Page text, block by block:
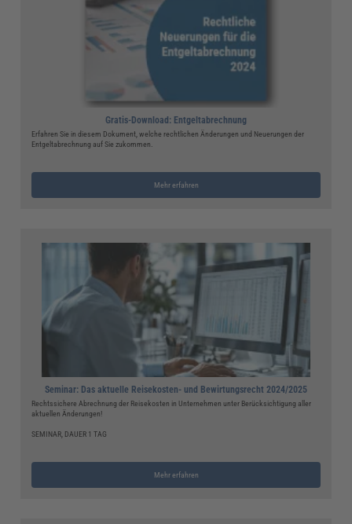
Gratis-Download: Entgeltabrechnung
Erfahren Sie in diesem Dokument, welche rechtlichen Änderungen und Neuerungen der
Entgeltabrechnung auf Sie zukommen.
Mehr erfahren
Seminar: Das aktuelle Reisekosten- und Bewirtungsrecht 2024/2025
Rechtssichere Abrechnung der Reisekosten in Unternehmen unter Berücksichtigung aller
aktuellen Änderungen!
SEMINAR, DAUER 1 TAG
Mehr erfahren